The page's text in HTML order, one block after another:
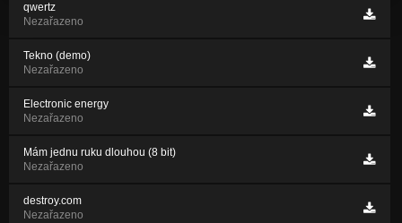
qwertz
Nezařazeno
Tekno (demo)
Nezařazeno
Electronic energy
Nezařazeno
Mám jednu ruku dlouhou (8 bit)
Nezařazeno
destroy.com
Nezařazeno